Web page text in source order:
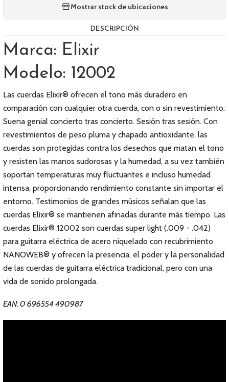
Mostrar stock de ubicaciones
DESCRIPCIÓN
Marca: Elixir
Modelo: 12002
Las cuerdas Elixir® ofrecen el tono más duradero en
comparación con cualquier otra cuerda, con o sin revestimiento.
Suena genial concierto tras concierto. Sesión tras sesión. Con
revestimientos de peso pluma y chapado antioxidante, las
cuerdas son protegidas contra los desechos que matan el tono
y resisten las manos sudorosas y la humedad, a su vez también
soportan temperaturas muy fluctuantes e incluso humedad
intensa, proporcionando rendimiento constante sin importar el
entorno. Testimonios de grandes músicos señalan que las
cuerdas Elixir® se mantienen afinadas durante más tiempo. Las
cuerdas Elixir® 12002 son cuerdas super light (.009 - .042)
para guitarra eléctrica de acero niquelado con recubrimiento
NANOWEB® y ofrecen la presencia, el poder y la personalidad
de las cuerdas de guitarra eléctrica tradicional, pero con una
vida de sonido prolongada.
EAN: 0 696554 490987